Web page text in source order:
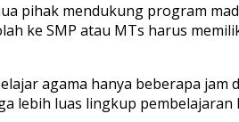
pihak mendukung program
ke SMP atau MTs harus
agama hanya beberapa
lebih luas lingkup pembelajaran